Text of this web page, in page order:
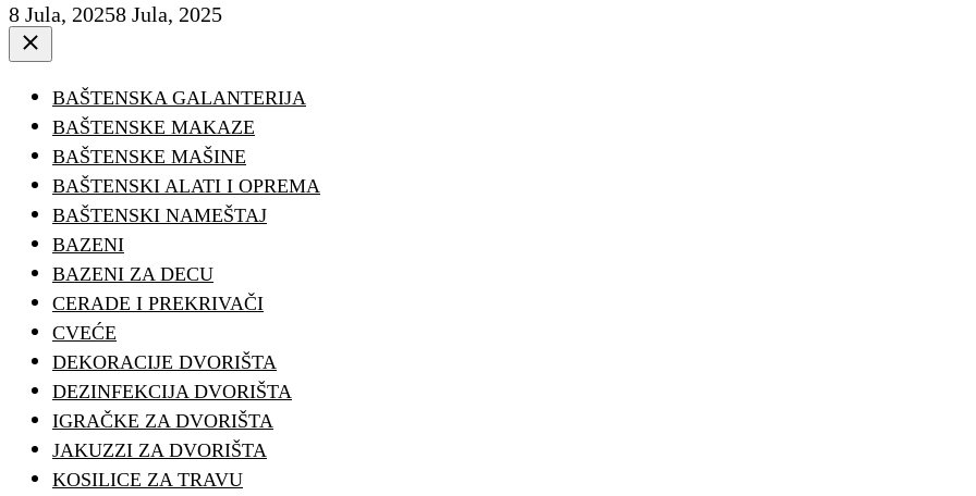
8 Jula, 20258 Jula, 2025
Close
BAŠTENSKA GALANTERIJA
BAŠTENSKE MAKAZE
BAŠTENSKE MAŠINE
BAŠTENSKI ALATI I OPREMA
BAŠTENSKI NAMEŠTAJ
BAZENI
BAZENI ZA DECU
CERADE I PREKRIVAČI
CVEĆE
DEKORACIJE DVORIŠTA
DEZINFEKCIJA DVORIŠTA
IGRAČKE ZA DVORIŠTA
JAKUZZI ZA DVORIŠTA
KOSILICE ZA TRAVU